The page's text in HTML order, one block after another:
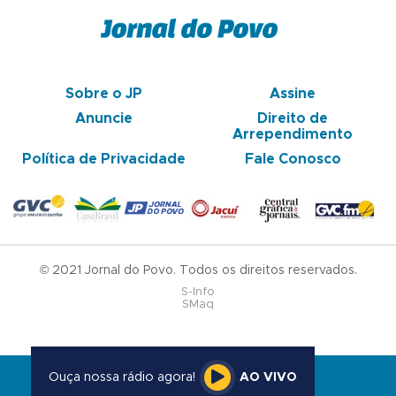
Sobre o JP
Assine
Anuncie
Direito de
Arrependimento
Política de Privacidade
Fale Conosco
© 2021 Jornal do Povo. Todos os direitos reservados.
S-Info
SMaq
Ouça nossa rádio agora! AO VIVO